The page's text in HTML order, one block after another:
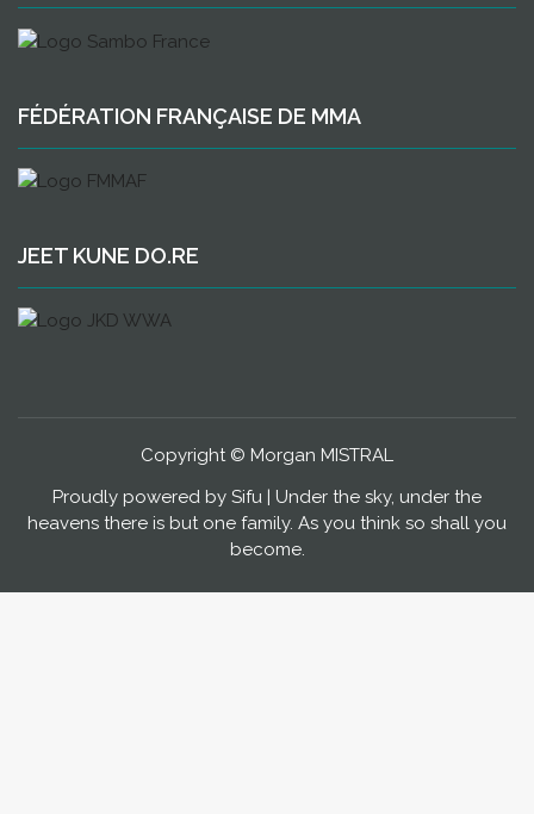
FÉDÉRATION FRANÇAISE DE MMA
JEET KUNE DO.RE
Copyright © Morgan MISTRAL
Proudly powered by Sifu | Under the sky, under the
heavens there is but one family. As you think so shall you
become.